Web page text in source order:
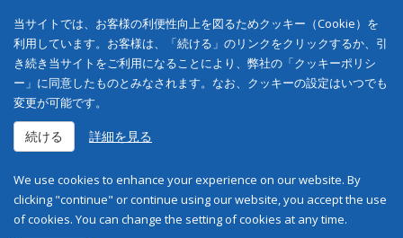
当サイトでは、お客様の利便性向上を図るためクッキー（Cookie）を
利用しています。お客様は、「続ける」のリンクをクリックするか、引
き続き当サイトをご利用になることにより、弊社の「クッキーポリシ
ー」に同意したものとみなされます。なお、クッキーの設定はいつでも
変更が可能です。
続ける 詳細を見る
We use cookies to enhance your experience on our website. By
clicking "continue" or continue using our website, you accept the use
of cookies. You can change the setting of cookies at any time.